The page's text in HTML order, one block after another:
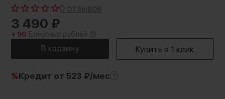
0 отзывов
3 490 ₽
+ 90 Бонусных рублей
%Кредит от 523 ₽/мес